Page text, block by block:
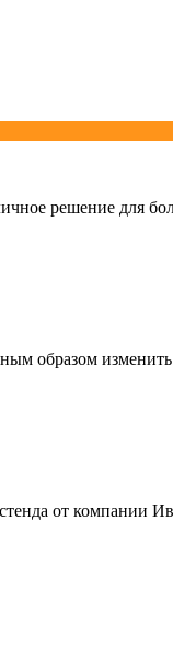
решение для
образом
от компании